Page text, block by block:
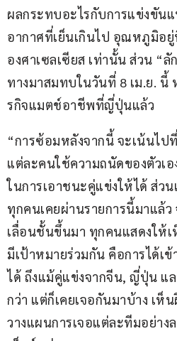
ผลกระทบอะไรกับการแข่งขัน
อากาศที่เย็นเกินไป อุณหภูมิอยู่
องศาเซลเซียส เท่านั้น ส่วน “
ทางมาสมทบในวันที่ 8 เม.ย. นี้
รกิจแมตช์อาชีพที่ญี่ปุ่นแล้ว
“การซ้อมหลังจากนี้ จะเน้นไป
แต่ละคนใช้ความถนัดของตัวเ
ในการเอาชนะคู่แข่งให้ได้ ส่ว
ทุกคนเคยผ่านรายการนี้มาแล้
เลื่อนชั้นขึ้นมา ทุกคนแสดงให้
มีเป้าหมายร่วมกัน คือการได้เ
ได้ ถึงแม้คู่แข่งจากจีน, ญี่ปุ่น แ
กว่า แต่ก็เคยเจอกันมาบ้าง เห็
วางแผนการเจอแต่ละทีมอย่าง